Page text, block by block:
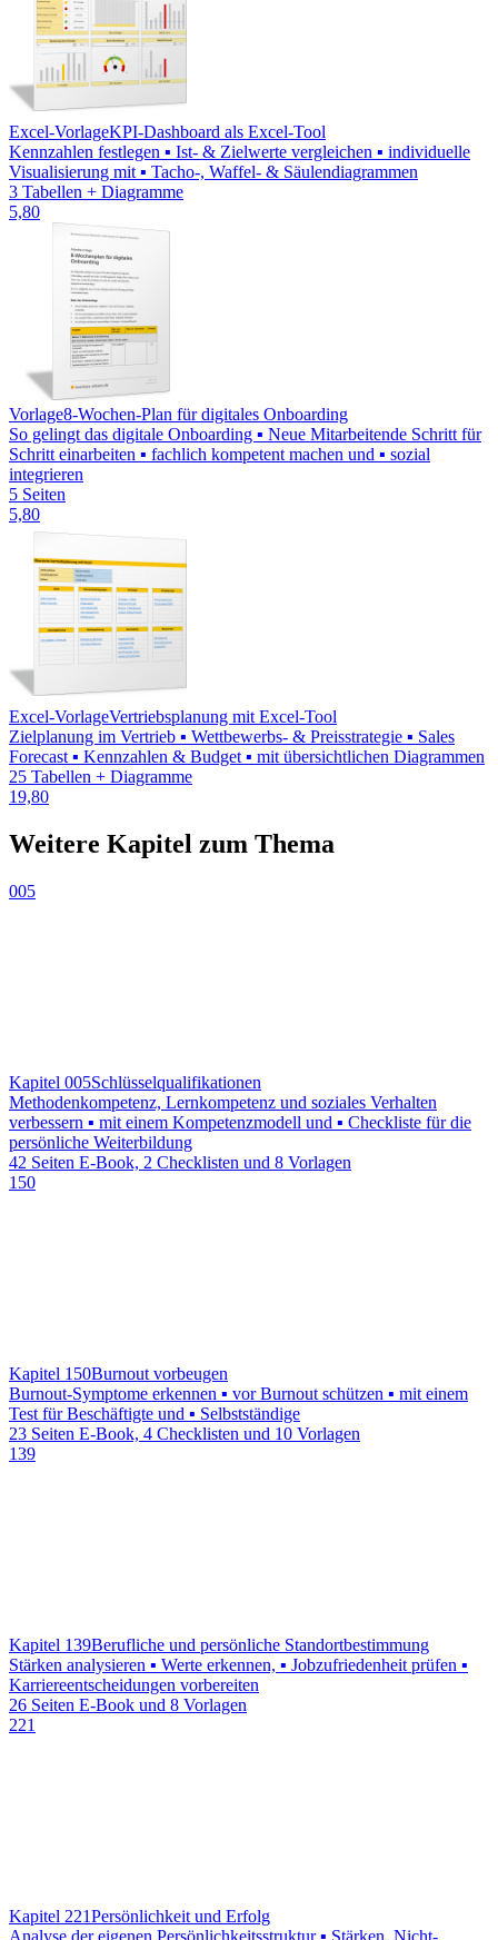
Excel-VorlageKPI-Dashboard als Excel-Tool
Kennzahlen festlegen ▪ Ist- & Zielwerte vergleichen ▪ individuelle
Visualisierung mit ▪ Tacho-, Waffel- & Säulendiagrammen
3 Tabellen + Diagramme
5,80
Vorlage8-Wochen-Plan für digitales Onboarding
So gelingt das digitale Onboarding ▪ Neue Mitarbeitende Schritt für
Schritt einarbeiten ▪ fachlich kompetent machen und ▪ sozial
integrieren
5 Seiten
5,80
Excel-VorlageVertriebsplanung mit Excel-Tool
Zielplanung im Vertrieb ▪ Wettbewerbs- & Preisstrategie ▪ Sales
Forecast ▪ Kennzahlen & Budget ▪ mit übersichtlichen Diagrammen
25 Tabellen + Diagramme
19,80
Weitere Kapitel zum Thema
005
Kapitel 005Schlüsselqualifikationen
Methodenkompetenz, Lernkompetenz und soziales Verhalten
verbessern ▪ mit einem Kompetenzmodell und ▪ Checkliste für die
persönliche Weiterbildung
42 Seiten E-Book, 2 Checklisten und 8 Vorlagen
150
Kapitel 150Burnout vorbeugen
Burnout-Symptome erkennen ▪ vor Burnout schützen ▪ mit einem
Test für Beschäftigte und ▪ Selbstständige
23 Seiten E-Book, 4 Checklisten und 10 Vorlagen
139
Kapitel 139Berufliche und persönliche Standortbestimmung
Stärken analysieren ▪ Werte erkennen, ▪ Jobzufriedenheit prüfen ▪
Karriereentscheidungen vorbereiten
26 Seiten E-Book und 8 Vorlagen
221
Kapitel 221Persönlichkeit und Erfolg